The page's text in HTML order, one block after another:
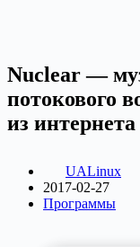
Nuclear —
потокового
из интернета
UALinux
2017-02-27
Программы